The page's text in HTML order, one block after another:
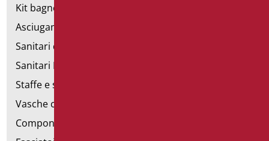
Kit bagno a norma
Asciugamani elettrici
Sanitari d'emergenza
Sanitari Inox
Staffe e sostegni per cartongesso
Vasche con sportello
Componibili corrimano